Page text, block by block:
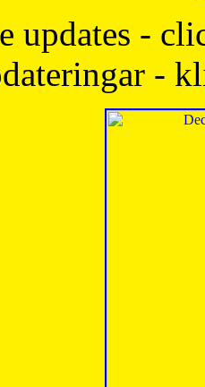
updates -
-